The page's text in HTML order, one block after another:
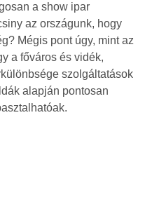
a show ipar
az országunk, hogy
Mégis pont úgy, mint az
a főváros és vidék,
szolgáltatások
alapján pontosan